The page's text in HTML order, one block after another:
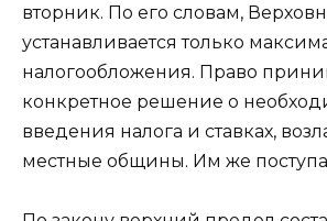
вторник. По его словам,
устанавливается только
налогообложения. Право
конкретное решение о
введения налога и ставках,
местные общины. Им же